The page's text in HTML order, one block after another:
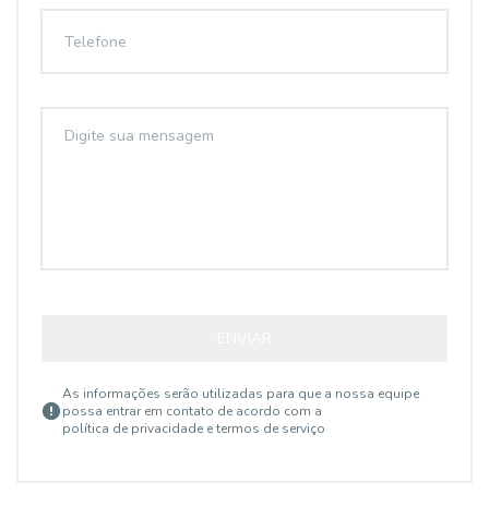
As informações serão utilizadas para que a nossa equipe
possa entrar em contato de acordo com a
política de privacidade e termos de serviço